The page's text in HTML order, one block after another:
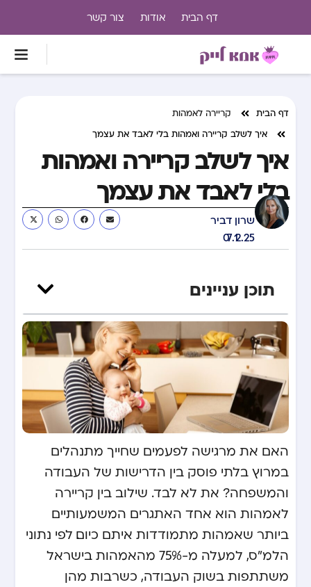
דף הבית אודות צור קשר
דף הבית
קריירה לאמהות
איך לשלב קריירה ואמהות בלי לאבד את עצמך
איך לשלב קריירה ואמהות
בלי לאבד את עצמך
שרון דביר
07.12.25
תוכן עניינים
האם את מרגישה לפעמים שחייך מתנהלים
במרוץ בלתי פוסק בין הדרישות של העבודה
והמשפחה? את לא לבד. שילוב בין קריירה
לאמהות הוא אחד האתגרים המשמעותיים
ביותר שאמהות מתמודדות איתם כיום. לפי נתוני
הלמ”ס, למעלה מ-75% מהאמהות בישראל
משתתפות בשוק העבודה, כשרבות מהן